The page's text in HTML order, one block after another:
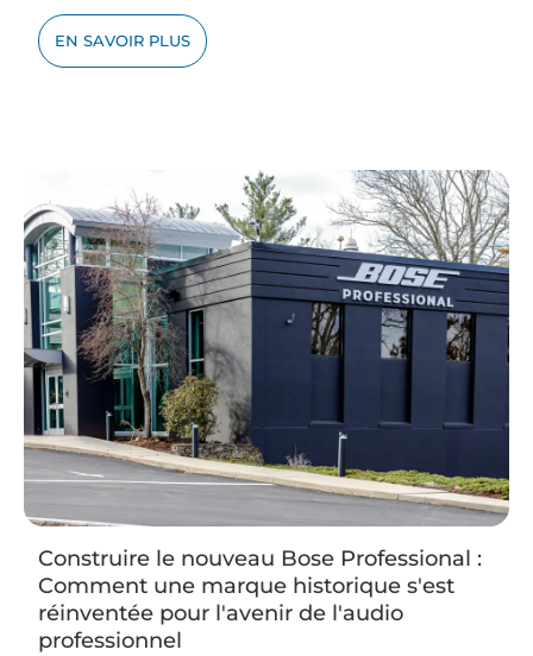
EN SAVOIR PLUS
Construire le nouveau Bose Professional :
Comment une marque historique s'est
réinventée pour l'avenir de l'audio
professionnel